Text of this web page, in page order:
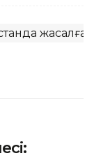
жасалған